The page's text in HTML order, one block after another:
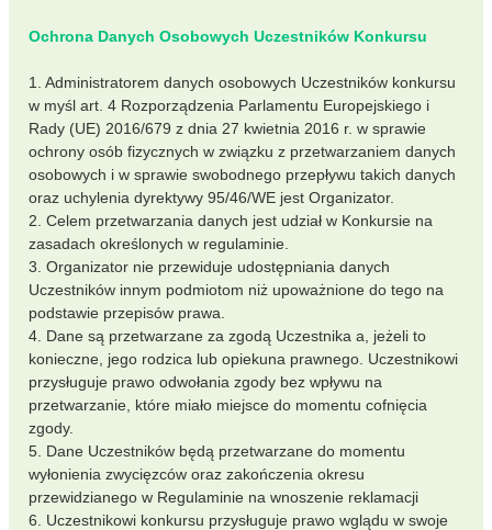
Ochrona Danych Osobowych Uczestników Konkursu
1. Administratorem danych osobowych Uczestników konkursu
w myśl art. 4 Rozporządzenia Parlamentu Europejskiego i
Rady (UE) 2016/679 z dnia 27 kwietnia 2016 r. w sprawie
ochrony osób fizycznych w związku z przetwarzaniem danych
osobowych i w sprawie swobodnego przepływu takich danych
oraz uchylenia dyrektywy 95/46/WE jest Organizator.
2. Celem przetwarzania danych jest udział w Konkursie na
zasadach określonych w regulaminie.
3. Organizator nie przewiduje udostępniania danych
Uczestników innym podmiotom niż upoważnione do tego na
podstawie przepisów prawa.
4. Dane są przetwarzane za zgodą Uczestnika a, jeżeli to
konieczne, jego rodzica lub opiekuna prawnego. Uczestnikowi
przysługuje prawo odwołania zgody bez wpływu na
przetwarzanie, które miało miejsce do momentu cofnięcia
zgody.
5. Dane Uczestników będą przetwarzane do momentu
wyłonienia zwycięzców oraz zakończenia okresu
przewidzianego w Regulaminie na wnoszenie reklamacji
6. Uczestnikowi konkursu przysługuje prawo wglądu w swoje